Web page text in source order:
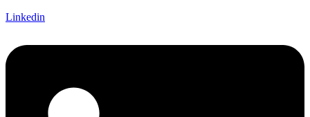
Linkedin